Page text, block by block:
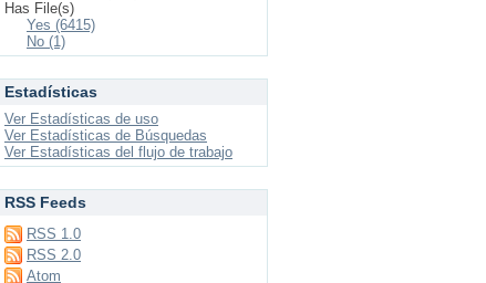
Has File(s)
Yes (6415)
No (1)
Estadísticas
Ver Estadísticas de uso
Ver Estadísticas de Búsquedas
Ver Estadísticas del flujo de trabajo
RSS Feeds
RSS 1.0
RSS 2.0
Atom